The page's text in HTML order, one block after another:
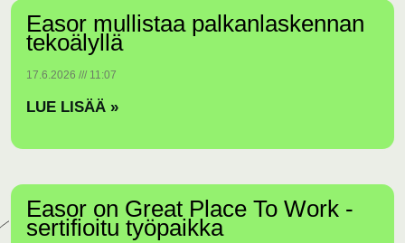
Easor mullistaa palkanlaskennan
tekoälyllä
17.6.2026 11:07
LUE LISÄÄ »
Easor on Great Place To Work -
sertifioitu työpaikka